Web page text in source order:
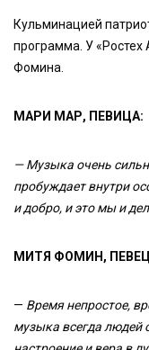
Кульминацией
программа. У
Фомина.
МАРИ МАР, ПЕВИЦА:
— Музыка очень
пробуждает внутри
и добро, и это мы и
МИТЯ ФОМИН,
— Время непростое,
музыка всегда людей